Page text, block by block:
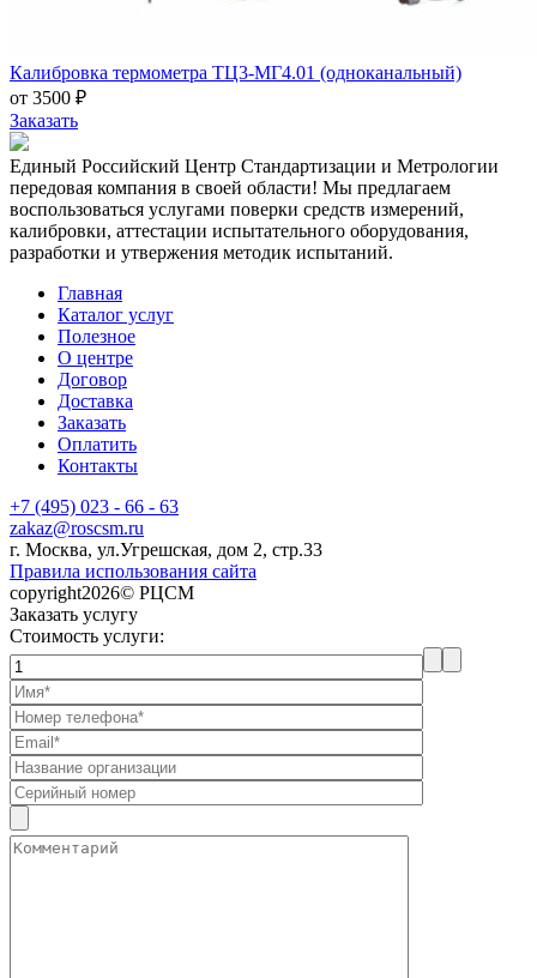
Калибровка термометра ТЦ3-МГ4.01 (одноканальный)
от 3500 ₽
Заказать
Единый Российский Центр Стандартизации и Метрологии
передовая компания в своей области! Мы предлагаем
воспользоваться услугами поверки средств измерений,
калибровки, аттестации испытательного оборудования,
разработки и утвержения методик испытаний.
Главная
Каталог услуг
Полезное
О центре
Договор
Доставка
Заказать
Оплатить
Контакты
+7 (495) 023 - 66 - 63
zakaz@roscsm.ru
г. Москва, ул.Угрешская, дом 2, стр.33
Правила использования сайта
copyright2026© РЦСМ
Заказать услугу
Стоимость услуги: